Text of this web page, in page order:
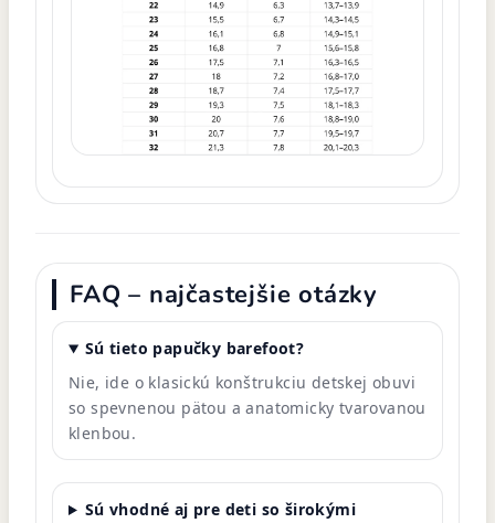
FAQ – najčastejšie otázky
Sú tieto papučky barefoot?
Nie, ide o klasickú konštrukciu detskej obuvi
so spevnenou pätou a anatomicky tvarovanou
klenbou.
Sú vhodné aj pre deti so širokými